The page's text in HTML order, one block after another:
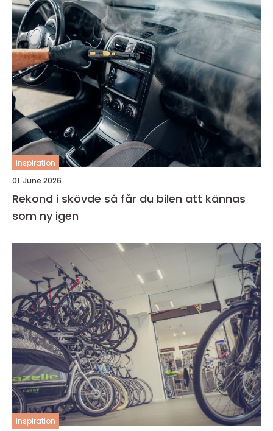
inspiration
01. June 2026
Rekond i skövde så får du bilen att kännas
som ny igen
inspiration